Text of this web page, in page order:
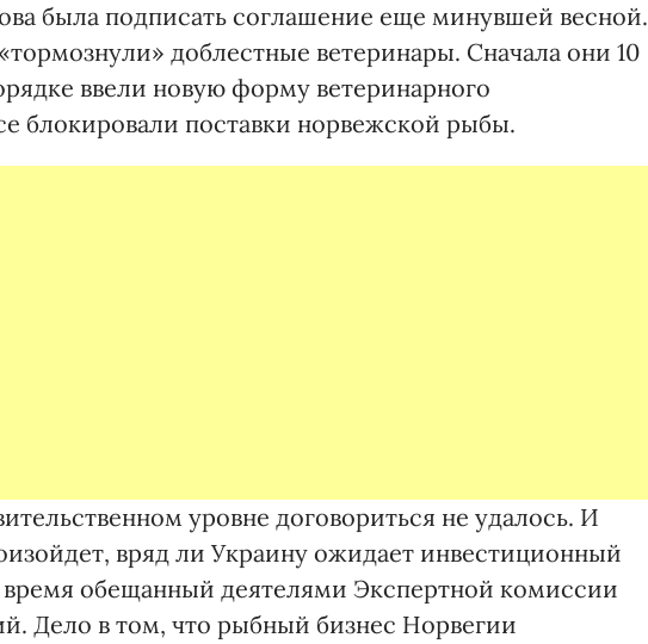
была подписать соглашение еще минувшей весной.
доблестные ветеринары. Сначала они 10
ввели новую форму ветеринарного
блокировали поставки норвежской рыбы.
уровне договориться не удалось. И
вряд ли Украину ожидает инвестиционный
время обещанный деятелями Экспертной комиссии
Дело в том, что рыбный бизнес Норвегии